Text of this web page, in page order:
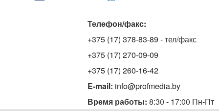
Телефон/факс:
+375 (17) 378-83-89 - тел/факс
+375 (17) 270-09-09
+375 (17) 260-16-42
E-mail: info@profmedia.by
Время работы: 8:30 - 17:00 Пн-Пт